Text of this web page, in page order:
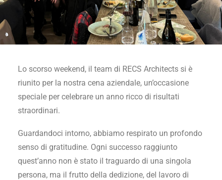
Lo scorso weekend, il team di RECS Architects si è
riunito per la nostra cena aziendale, un’occasione
speciale per celebrare un anno ricco di risultati
straordinari.
Guardandoci intorno, abbiamo respirato un profondo
senso di gratitudine. Ogni successo raggiunto
quest’anno non è stato il traguardo di una singola
persona, ma il frutto della dedizione, del lavoro di